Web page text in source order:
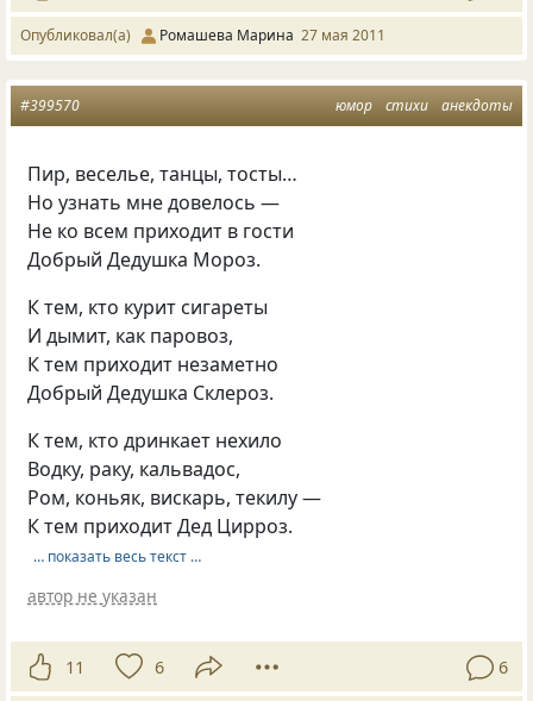
Опубликовал(а) Ромашева Марина 27 мая 2011
юмор стихи анекдоты
#399570
Пир, веселье, танцы, тосты…
Но узнать мне довелось —
Не ко всем приходит в гости
Добрый Дедушка Мороз.
К тем, кто курит сигареты
И дымит, как паровоз,
К тем приходит незаметно
Добрый Дедушка Склероз.
К тем, кто дринкает нехило
Водку, раку, кальвадос,
Ром, коньяк, вискарь, текилу —
К тем приходит Дед Цирроз.
… показать весь текст …
автор не указан
11 6 6